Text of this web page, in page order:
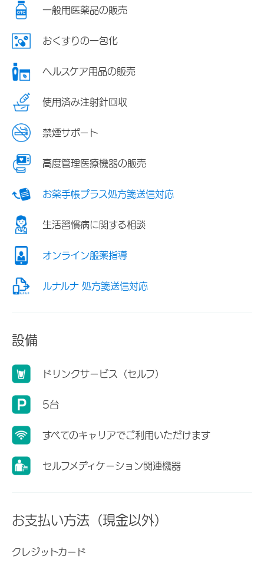
一般用医薬品の販売
おくすりの一包化
ヘルスケア用品の販売
使用済み注射針回収
禁煙サポート
高度管理医療機器の販売
お薬手帳プラス処方箋送信対応
生活習慣病に関する相談
オンライン服薬指導
ルナルナ 処方箋送信対応
設備
ドリンクサービス（セルフ）
5台
すべてのキャリアでご利用いただけます
セルフメディケーション関連機器
お支払い方法（現金以外）
クレジットカード